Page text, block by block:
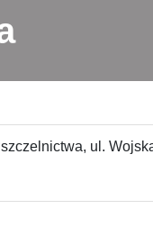
ul.